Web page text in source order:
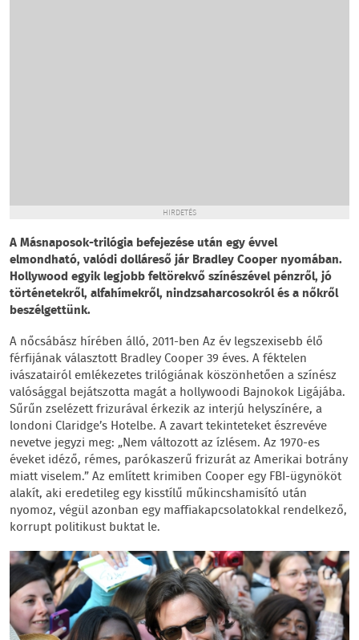
HIRDETÉS
A Másnaposok-trilógia befejezése után egy évvel
elmondható, valódi dolláreső jár Bradley Cooper nyomában.
Hollywood egyik legjobb feltörekvő színészével pénzről, jó
történetekről, alfahímekről, nindzsaharcosokról és a nőkről
beszélgettünk.
A nőcsábász hírében álló, 2011-ben Az év legszexisebb élő
férfijának választott Bradley Cooper 39 éves. A féktelen
ivászatairól emlékezetes trilógiának köszönhetően a színész
valósággal bejátszotta magát a hollywoodi Bajnokok Ligájába.
Sűrűn zselézett frizurával érkezik az interjú helyszínére, a
londoni Claridge’s Hotelbe. A zavart tekinteteket észrevéve
nevetve jegyzi meg: „Nem változott az ízlésem. Az 1970-es
éveket idéző, rémes, parókaszerű frizurát az Amerikai botrány
miatt viselem.” Az említett krimiben Cooper egy FBI-ügynököt
alakít, aki eredetileg egy kisstílű műkincshamisító után
nyomoz, végül azonban egy maffiakapcsolatokkal rendelkező,
korrupt politikust buktat le.